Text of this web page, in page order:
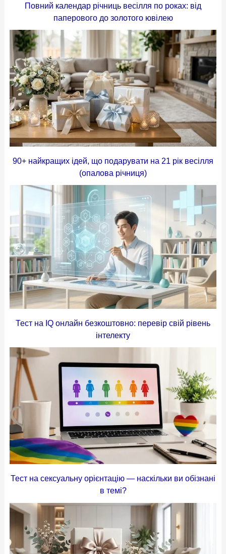
Повний календар річниць весілля по роках: від
паперового до золотого ювілею
90+ найкращих ідей, що подарувати на 21 рік весілля
(опалова річниця)
Тест на IQ онлайн безкоштовно: перевір свій рівень
інтелекту
Тест на сексуальну орієнтацію — наскільки ви обізнані
в темі?